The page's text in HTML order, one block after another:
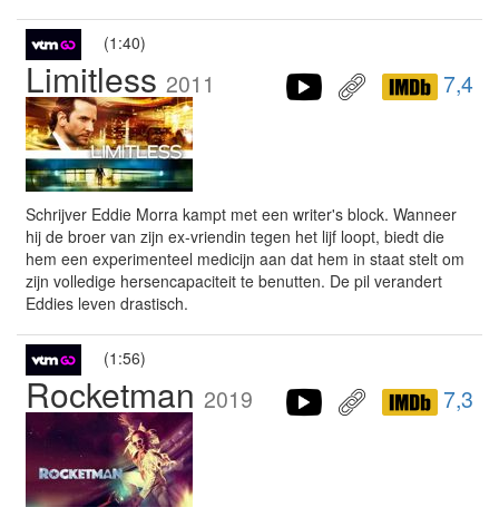
(1:40)
Limitless 2011 7,4
Schrijver Eddie Morra kampt met een writer's block. Wanneer
hij de broer van zijn ex-vriendin tegen het lijf loopt, biedt die
hem een experimenteel medicijn aan dat hem in staat stelt om
zijn volledige hersencapaciteit te benutten. De pil verandert
Eddies leven drastisch.
(1:56)
Rocketman 2019 7,3